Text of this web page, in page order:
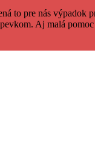
to pre nás výpadok
Aj malá